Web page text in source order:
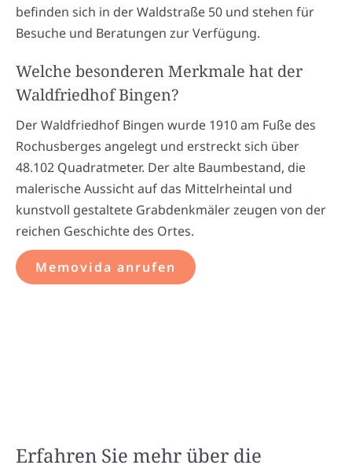
befinden sich in der Waldstraße 50 und stehen für
Besuche und Beratungen zur Verfügung.
Welche besonderen Merkmale hat der
Waldfriedhof Bingen?
Der Waldfriedhof Bingen wurde 1910 am Fuße des
Rochusberges angelegt und erstreckt sich über
48.102 Quadratmeter. Der alte Baumbestand, die
malerische Aussicht auf das Mittelrheintal und
kunstvoll gestaltete Grabdenkmäler zeugen von der
reichen Geschichte des Ortes.
Memovida anrufen
Erfahren Sie mehr über die